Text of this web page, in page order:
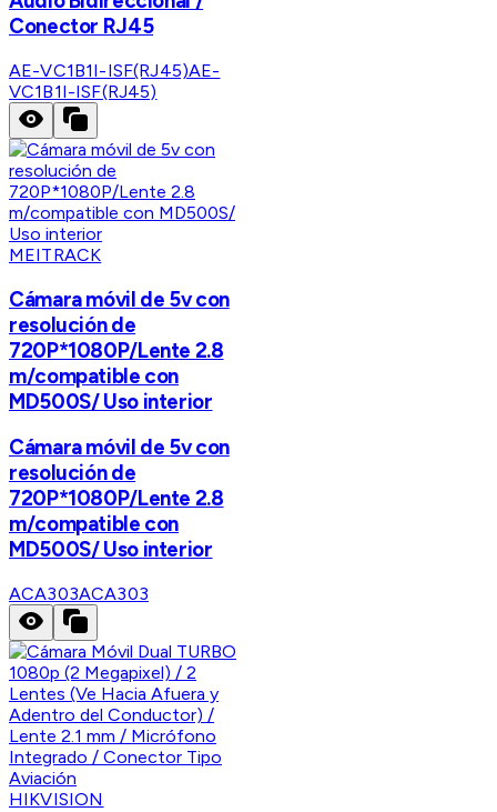
Conector RJ45
AE-VC1B1I-ISF(RJ45)AE-
VC1B1I-ISF(RJ45)
MEITRACK
Cámara móvil de 5v con
resolución de
720P*1080P/Lente 2.8
m/compatible con
MD500S/ Uso interior
Cámara móvil de 5v con
resolución de
720P*1080P/Lente 2.8
m/compatible con
MD500S/ Uso interior
ACA303ACA303
HIKVISION